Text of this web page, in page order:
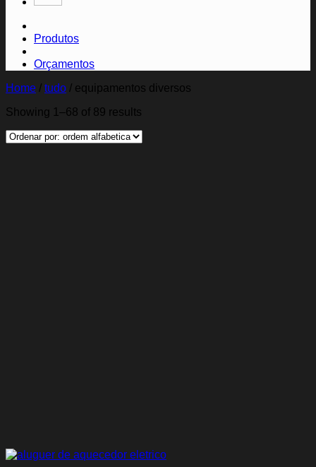
Produtos
Orçamentos
Home / tudo / equipamentos diversos
Showing 1–68 of 89 results